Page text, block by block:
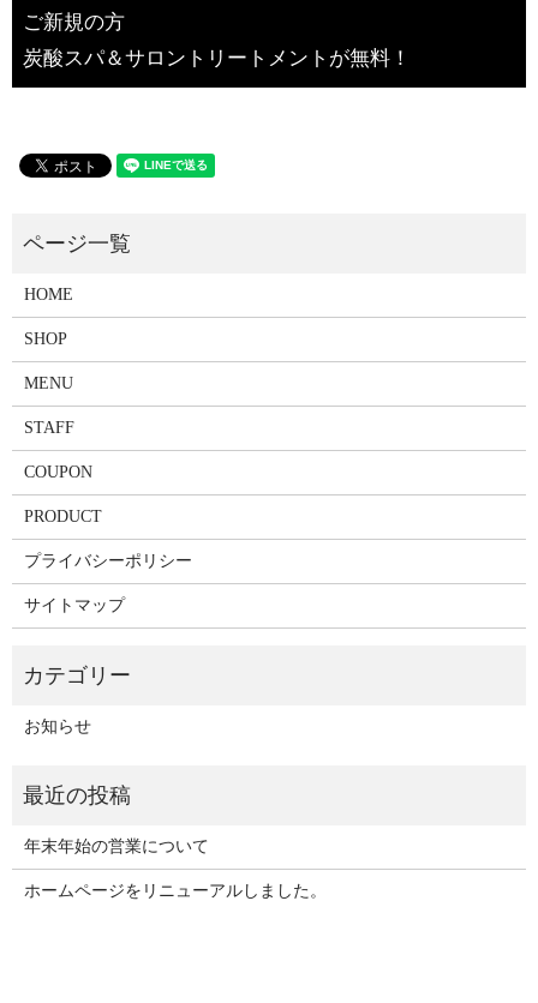
ご新規の方
炭酸スパ＆サロントリートメントが無料！
HOME
SHOP
MENU
STAFF
COUPON
PRODUCT
プライバシーポリシー
サイトマップ
お知らせ
年末年始の営業について
ホームページをリニューアルしました。